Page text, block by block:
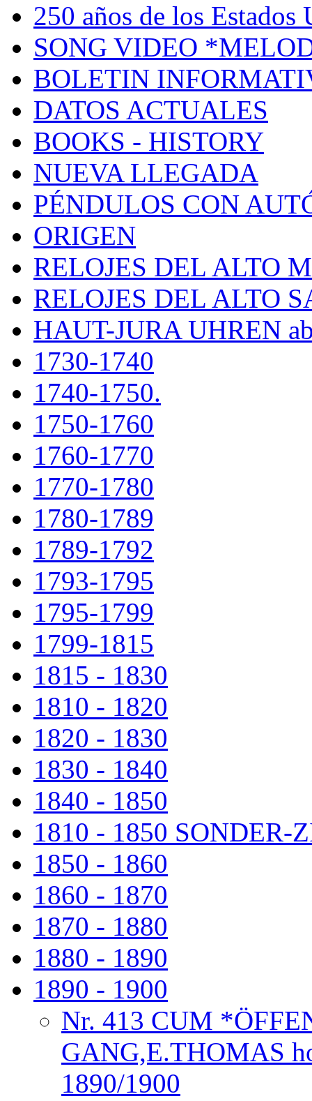
250 años de los
SONG VIDEO
BOLETIN
DATOS ACTUALES
BOOKS - HISTORY
NUEVA LLEGADA
PÉNDULOS CON
ORIGEN
RELOJES DEL ALTO
RELOJES DEL ALTO
HAUT-JURA UHREN
1730-1740
1740-1750.
1750-1760
1760-1770
1770-1780
1780-1789
1789-1792
1793-1795
1795-1799
1799-1815
1815 - 1830
1810 - 1820
1820 - 1830
1830 - 1840
1840 - 1850
1810 - 1850 SONDER-
1850 - 1860
1860 - 1870
1870 - 1880
1880 - 1890
1890 - 1900
Nr. 413 CUM
GANG,E.THOMAS
1890/1900